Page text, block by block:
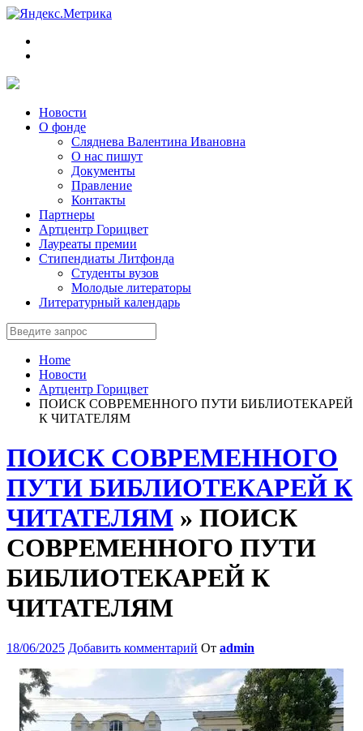
Новости
О фонде
Сляднева Валентина Ивановна
О нас пишут
Документы
Правление
Контакты
Партнеры
Артцентр Горицвет
Лауреаты премии
Стипендиаты Литфонда
Студенты вузов
Молодые литераторы
Литературный календарь
Home
Новости
Артцентр Горицвет
ПОИСК СОВРЕМЕННОГО ПУТИ БИБЛИОТЕКАРЕЙ
К ЧИТАТЕЛЯМ
ПОИСК СОВРЕМЕННОГО
ПУТИ БИБЛИОТЕКАРЕЙ К
ЧИТАТЕЛЯМ » ПОИСК
СОВРЕМЕННОГО ПУТИ
БИБЛИОТЕКАРЕЙ К
ЧИТАТЕЛЯМ
18/06/2025 Добавить комментарий От admin